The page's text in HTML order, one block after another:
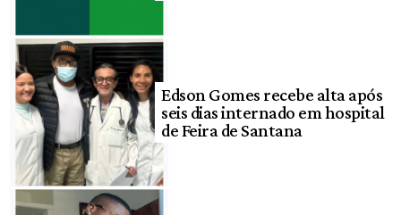
Edson Gomes recebe alta após
seis dias internado em hospital
de Feira de Santana